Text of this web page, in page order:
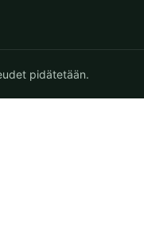
pidätetään.